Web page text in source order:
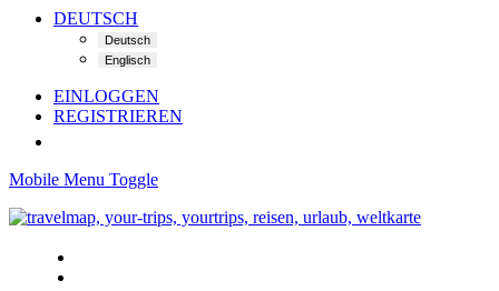
DEUTSCH
EINLOGGEN
REGISTRIEREN
Mobile Menu Toggle